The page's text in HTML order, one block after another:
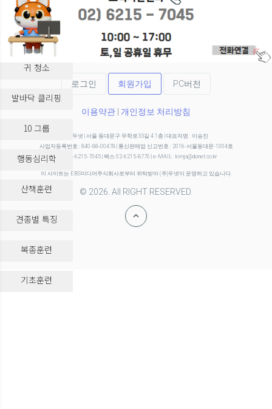
시험보는 학생들3
실습 교육
귀 청소
발바닥 클리핑
10 그룹
행동심리학
산책훈련
견종별 특징
복종훈련
기초훈련
로그인 회원가입 PC버전
이용약관 개인정보 처리방침
(주)두넷 | 서울 동대문구 무학로33길 4 1층 | 대표자명 : 이승진
사업자등록번호 : 840-88-00478 | 통신판매업 신고번호 : 2016-서울동대문-1004호
전화 02-6215-7045 | 팩스 02-6215-8770 | e-MAIL : kimja@donet.co.kr
이 사이트는 EBS미디어주식회사로부터 위탁받아 (주)두넷이 운영하고 있습니다.
© 2026. All RIGHT RESERVED.